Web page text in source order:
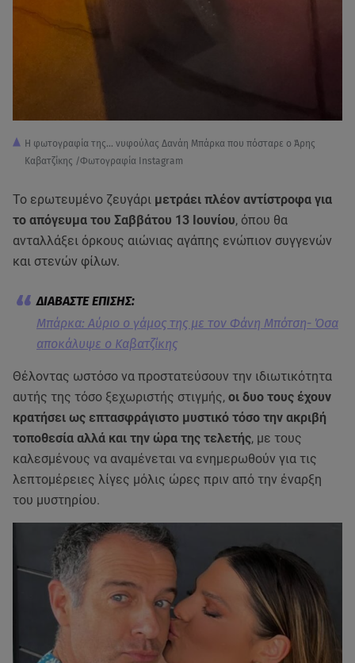
Η φωτογραφία της... νυφούλας Δανάη Μπάρκα που πόσταρε ο Άρης
Καβατζίκης /Φωτογραφία Instagram
Το ερωτευμένο ζευγάρι μετράει πλέον αντίστροφα για
το απόγευμα του Σαββάτου 13 Ιουνίου, όπου θα
ανταλλάξει όρκους αιώνιας αγάπης ενώπιον συγγενών
και στενών φίλων.
Μπάρκα: Αύριο ο γάμος της με τον Φάνη Μπότση- Όσα
αποκάλυψε ο Καβατζίκης
Θέλοντας ωστόσο να προστατεύσουν την ιδιωτικότητα
αυτής της τόσο ξεχωριστής στιγμής, οι δυο τους έχουν
κρατήσει ως επτασφράγιστο μυστικό τόσο την ακριβή
τοποθεσία αλλά και την ώρα της τελετής, με τους
καλεσμένους να αναμένεται να ενημερωθούν για τις
λεπτομέρειες λίγες μόλις ώρες πριν από την έναρξη
του μυστηρίου.